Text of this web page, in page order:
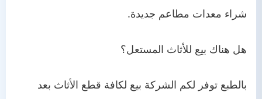
شراء معدات مطاعم جديدة.
هل هناك بيع للأثاث المستعل؟
بالطبع توفر لكم الشركة بيع لكافة قطع الأثاث بعد